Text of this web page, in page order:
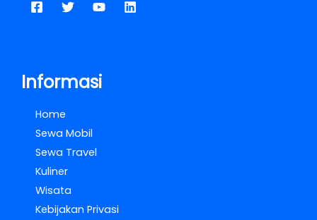
Informasi
Home
Sewa Mobil
Sewa Travel
Kuliner
Wisata
Kebijakan Privasi